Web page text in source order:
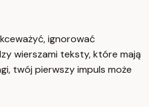
ignorować
wierszami teksty, które mają
twój pierwszy impuls może